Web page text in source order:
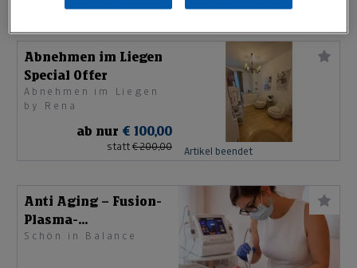
Artikel beendet
Abnehmen im Liegen
Special Offer
Abnehmen im Liegen
by Rena
ab nur € 100,00
statt € 200,00 Artikel beendet
Anti Aging – Fusion-
Plasma-
Gesichtsbehandlung
Schön in Balance